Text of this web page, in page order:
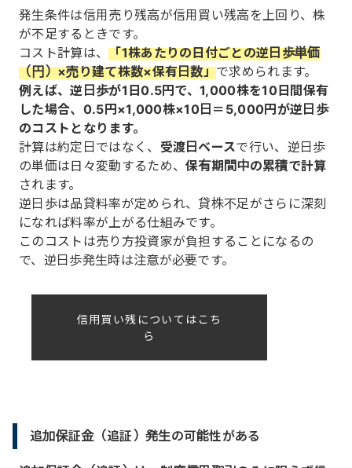
発生条件は信用売り残高が信用買い残高を上回り、株
が不足するときです。
コスト計算は、「1株あたりの日付ごとの逆日歩単価
（円）×売り建て株数×保有日数」で求められます。
例えば、逆日歩が1日0.5円で、1,000株を10日間保有
した場合、0.5円×1,000株×10日＝5,000円が逆日歩
のコストとなります。
計算は約定日ではなく、 受渡日ベースで行い、逆日歩
の単価は日々変動するため、保有期間中の累積で計算
されます。
逆日歩は品貸料率が定められ、貸株不足がさらに深刻
になれば料率が上がる仕組みです。
このコストは売り方投資家が負担することになるの
で、逆日歩発生時は注意が必要です。
信用買い残についてはこち
ら
追加保証金（追証）発生の可能性がある